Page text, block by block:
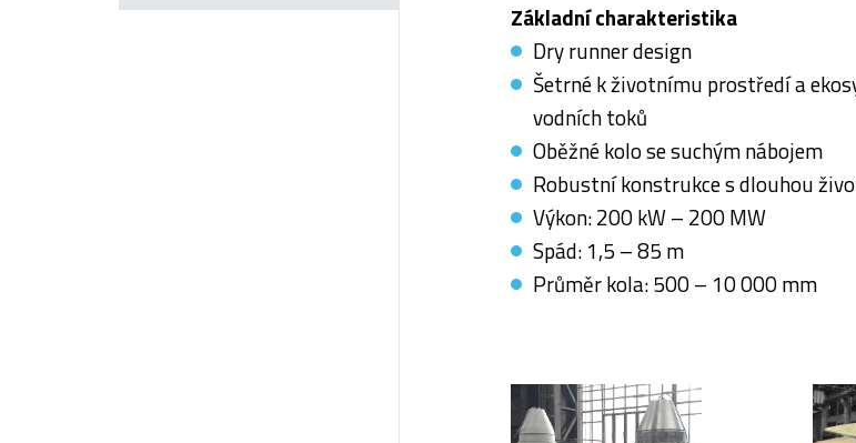
Základní charakteristika
Dry runner design
Šetrné k životnímu prostředí a
vodních toků
Oběžné kolo se suchým nábojem
Robustní konstrukce s dlouhou
Výkon: 200 kW – 200 MW
Spád: 1,5 – 85 m
Průměr kola: 500 – 10 000 mm